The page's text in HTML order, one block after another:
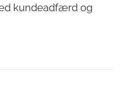
kundeadfærd og